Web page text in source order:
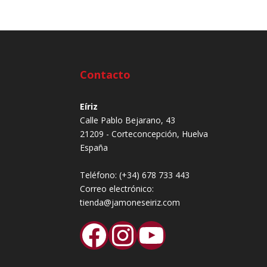
Contacto
Eíriz
Calle Pablo Bejarano, 43
21209 - Corteconcepción, Huelva
España
Teléfono:(+34) 678 733 443
Correo electrónico:
tienda@jamoneseiriz.com
Facebook
Instagram
YouTube